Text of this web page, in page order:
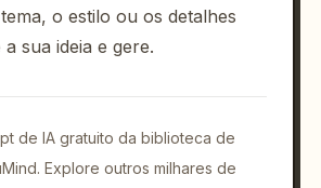
o estilo ou os detalhes
sua ideia e gere.
de IA gratuito da biblioteca de
Explore outros milhares de